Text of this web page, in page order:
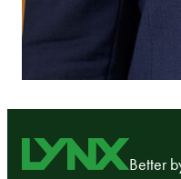
Better